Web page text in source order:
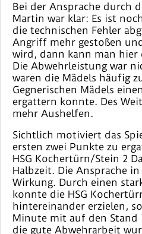
Bei der Ansprache durch
Martin war klar: Es ist
die technischen Fehler
Angriff mehr gestoßen
wird, dann kann man hier
Die Abwehrleistung war
waren die Mädels häufig
Gegnerischen Mädels
ergattern konnte. Des
mehr Aushelfen.
Sichtlich motiviert das
ersten zwei Punkte zu
HSG Kochertürn/Stein 2
Halbzeit. Die Ansprache
Wirkung. Durch einen
konnte die HSG
hintereinander erzielen,
Minute mit auf den Stand
die gute Abwehrarbeit